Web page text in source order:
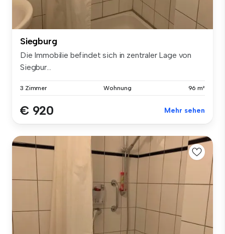
Siegburg
Die Immobilie befindet sich in zentraler Lage von
Siegbur...
3 Zimmer Wohnung 96 m²
€ 920 Mehr sehen